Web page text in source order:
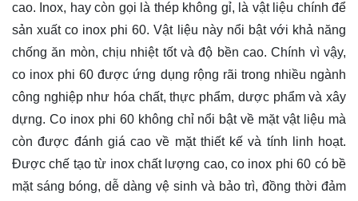
cao. Inox, hay còn gọi là thép không gỉ, là vật liệu chính để
sản xuất co inox phi 60. Vật liệu này nổi bật với khả năng
chống ăn mòn, chịu nhiệt tốt và độ bền cao. Chính vì vậy,
co inox phi 60 được ứng dụng rộng rãi trong nhiều ngành
công nghiệp như hóa chất, thực phẩm, dược phẩm và xây
dựng. Co inox phi 60 không chỉ nổi bật về mặt vật liệu mà
còn được đánh giá cao về mặt thiết kế và tính linh hoạt.
Được chế tạo từ inox chất lượng cao, co inox phi 60 có bề
mặt sáng bóng, dễ dàng vệ sinh và bảo trì, đồng thời đảm